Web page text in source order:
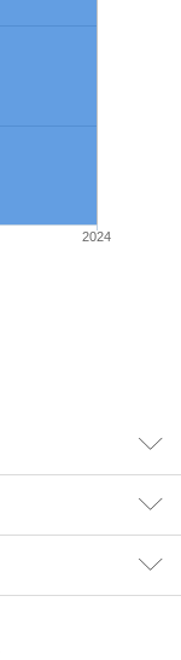
2024